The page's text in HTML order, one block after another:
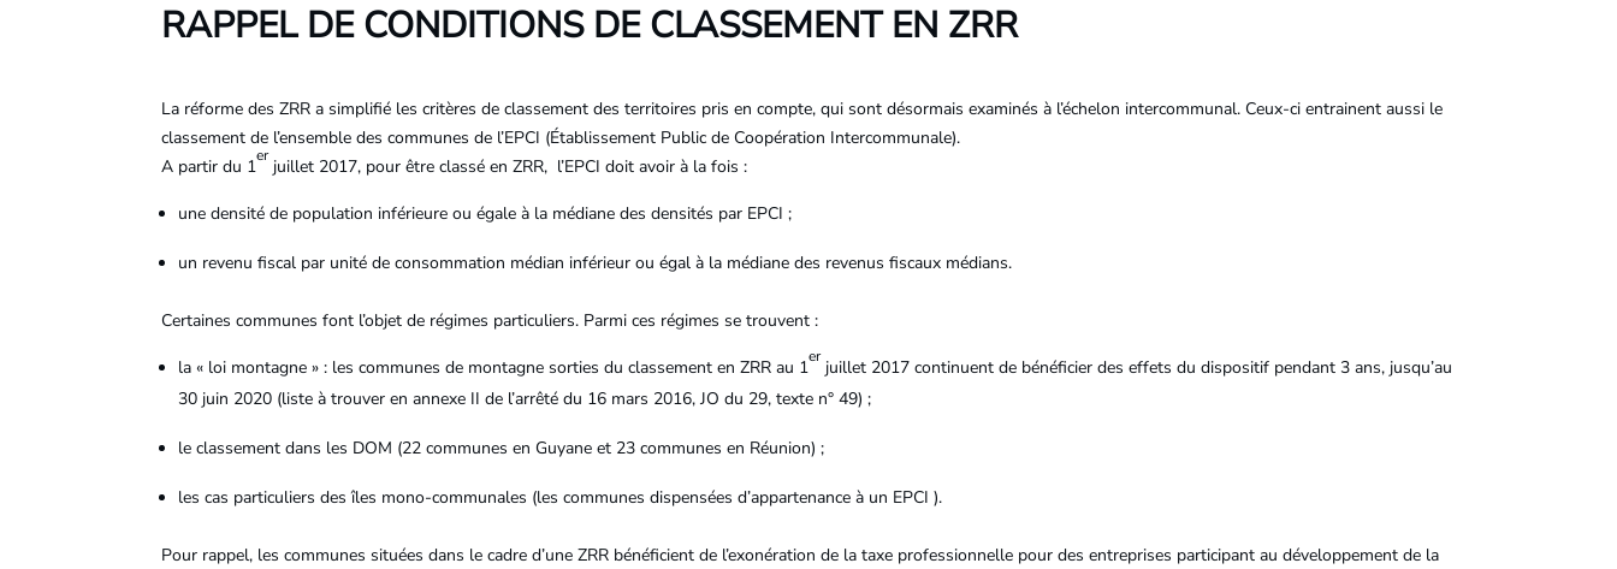
RAPPEL DE CONDITIONS DE CLASSEMENT EN ZRR
La réforme des ZRR a simplifié les critères de classement des territoires pris en compte, qui sont désormais examinés à l’échelon intercommunal. Ceux-ci entrainent aussi le
classement de l’ensemble des communes de l’EPCI (Établissement Public de Coopération Intercommunale).
A partir du 1er juillet 2017, pour être classé en ZRR, l’EPCI doit avoir à la fois :
une densité de population inférieure ou égale à la médiane des densités par EPCI ;
un revenu fiscal par unité de consommation médian inférieur ou égal à la médiane des revenus fiscaux médians.
Certaines communes font l’objet de régimes particuliers. Parmi ces régimes se trouvent :
la « loi montagne » : les communes de montagne sorties du classement en ZRR au 1er juillet 2017 continuent de bénéficier des effets du dispositif pendant 3 ans, jusqu’au
30 juin 2020 (liste à trouver en annexe II de l’arrêté du 16 mars 2016, JO du 29, texte n° 49) ;
le classement dans les DOM (22 communes en Guyane et 23 communes en Réunion) ;
les cas particuliers des îles mono-communales (les communes dispensées d’appartenance à un EPCI ).
Pour rappel, les communes situées dans le cadre d’une ZRR bénéficient de l’exonération de la taxe professionnelle pour des entreprises participant au développement de la